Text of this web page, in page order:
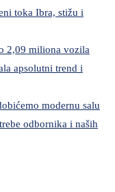
toka Ibra, stižu i
2,09 miliona vozila
apsolutni trend i
modernu salu
odbornika i naših